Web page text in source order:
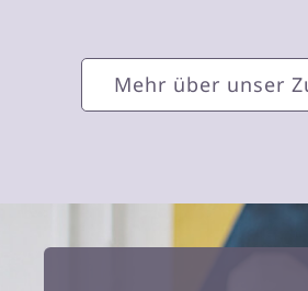
Mehr über unser